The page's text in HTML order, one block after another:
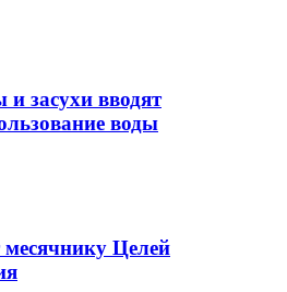
засухи вводят
воды
месячнику Целей